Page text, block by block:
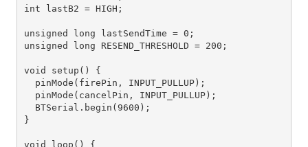
int lastB2 = HIGH;
unsigned long lastSendTime = 0;
unsigned long RESEND_THRESHOLD = 200;
void setup() {
  pinMode(firePin, INPUT_PULLUP);
  pinMode(cancelPin, INPUT_PULLUP);
  BTSerial.begin(9600);
}
void loop() {